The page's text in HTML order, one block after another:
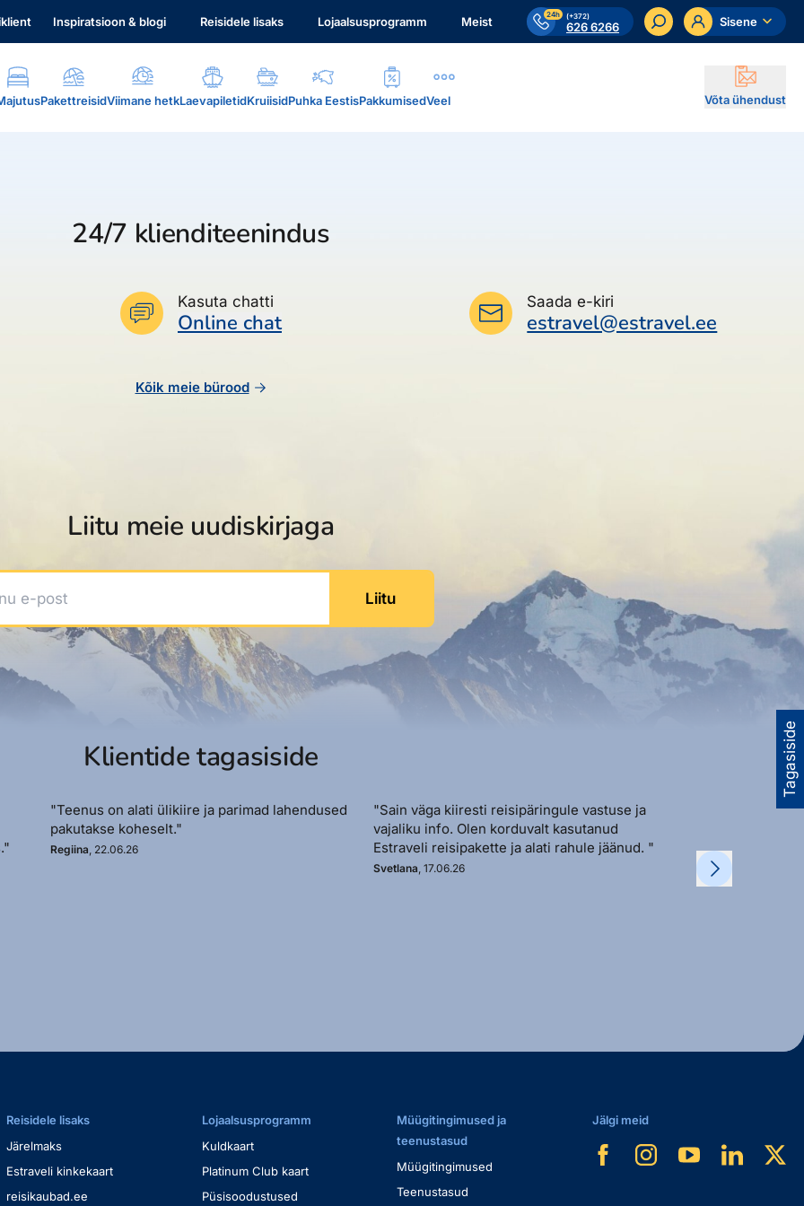
Inspiratsioon & blogi Reisidele lisaks Lojaalsusprogramm Meist 24h (+372)
626 6266 Sisene
PakettreisidViimane hetkLaevapiletidKruiisidPuhka EestisPakkumisedVeel Võta ühendust
Tagasiside
24/7 klienditeenindus
Kasuta chatti
Online chat
Saada e-kiri
estravel@estravel.ee
Kõik meie bürood
Liitu meie uudiskirjaga
e-post
Liitu
Klientide tagasiside
"Teenus on alati ülikiire ja parimad lahendused
pakutakse koheselt."
Regiina, 22.06.26
"Sain väga kiiresti reisipäringule vastuse ja
vajaliku info. Olen korduvalt kasutanud
Estraveli reisipakette ja alati rahule jäänud. "
Svetlana, 17.06.26
"Sõbralik ja
soovi korral. "
Kadi, 11.06.26
Reisidele lisaks
Järelmaks
Estraveli kinkekaart
reisikaubad.ee
Lojaalsusprogramm
Kuldkaart
Platinum Club kaart
Püsisoodustused
Müügitingimused ja
teenustasud
Müügitingimused
Teenustasud
Jälgi meid